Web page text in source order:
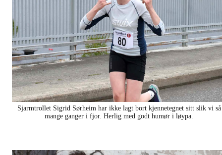
Sjarmtrollet Sigrid Sørheim har ikke lagt bort kjennetegnet sitt slik vi så
mange ganger i fjor. Herlig med godt humør i løypa.